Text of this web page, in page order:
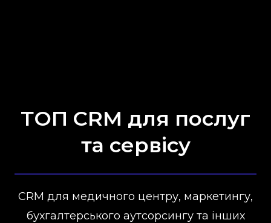
ТОП CRM для послуг
та сервісу
CRM для медичного центру, маркетингу,
бухгалтерського аутсорсингу та інших